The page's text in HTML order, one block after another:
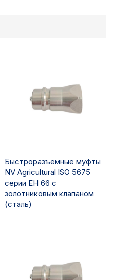
Быстроразъемные муфты
NV Agricultural ISO 5675
серии EH 66 с
золотниковым клапаном
(сталь)